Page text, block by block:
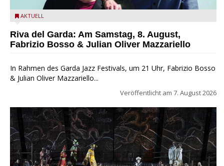
Fabrizio Bosso & Julian Oliver Mazzariello zu Gast beim Garda
AKTUELL
Riva del Garda: Am Samstag, 8. August,
Fabrizio Bosso & Julian Oliver Mazzariello
In Rahmen des Garda Jazz Festivals, um 21 Uhr, Fabrizio Bosso
& Julian Oliver Mazzariello...
Veröffentlicht am 7. August 2026